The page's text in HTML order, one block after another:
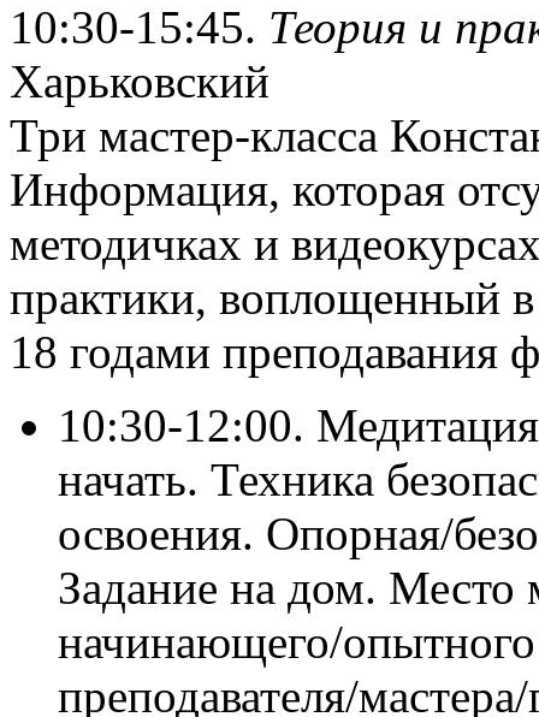
10:30-15:45. Теория и
Харьковский
Три мастер-класса
Информация, которая
методичках и
практики, воплощенный
18 годами преподавания
10:30-12:00.
начать. Техника
освоения. Опорная/
Задание на дом. Место
начинающего/опытного
преподавателя/